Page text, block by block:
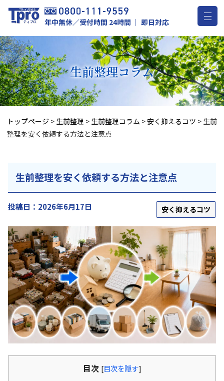
年中無休／受付時間 24時間 ｜ 即日対応
生前整理コラム
トップページ > 生前整理 > 生前整理コラム >安く抑えるコツ > 生前
整理を安く依頼する方法と注意点
生前整理を安く依頼する方法と注意点
投稿日：2026年6月17日 安く抑えるコツ
目次 [目次を隠す]